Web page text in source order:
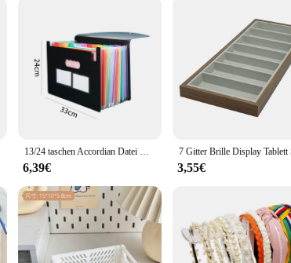
13/24 taschen Accordian Datei Ordner Ausbau Datei Veranstalter Einreichung Box Bunten Papier/Rechnung/Empfang/Dokument Halter Tasche a4
6,39€ 3,55€